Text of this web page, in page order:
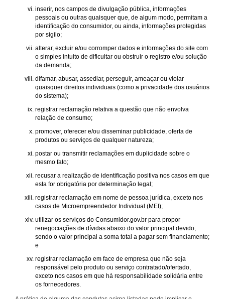
inserir, nos campos de divulgação pública, informações
pessoais ou outras quaisquer que, de algum modo, permitam a
identificação do consumidor, ou ainda, informações protegidas
por sigilo;
alterar, excluir e/ou corromper dados e informações do site com
o simples intuito de dificultar ou obstruir o registro e/ou solução
da demanda;
difamar, abusar, assediar, perseguir, ameaçar ou violar
quaisquer direitos individuais (como a privacidade dos usuários
do sistema);
registrar reclamação relativa a questão que não envolva
relação de consumo;
promover, oferecer e/ou disseminar publicidade, oferta de
produtos ou serviços de qualquer natureza;
postar ou transmitir reclamações em duplicidade sobre o
mesmo fato;
recusar a realização de identificação positiva nos casos em que
esta for obrigatória por determinação legal;
registrar reclamação em nome de pessoa jurídica, exceto nos
casos de Microempreendedor Individual (MEI);
utilizar os serviços do Consumidor.gov.br para propor
renegociações de dívidas abaixo do valor principal devido,
sendo o valor principal a soma total a pagar sem financiamento;
e
registrar reclamação em face de empresa que não seja
responsável pelo produto ou serviço contratado/ofertado,
exceto nos casos em que há responsabilidade solidária entre
os fornecedores.